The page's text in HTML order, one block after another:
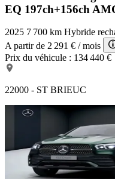
EQ 197ch+156ch
2025 7 700 km Hybride
A partir de 2 291 € / mois
Prix du véhicule : 134 440 €
22000 - ST BRIEUC